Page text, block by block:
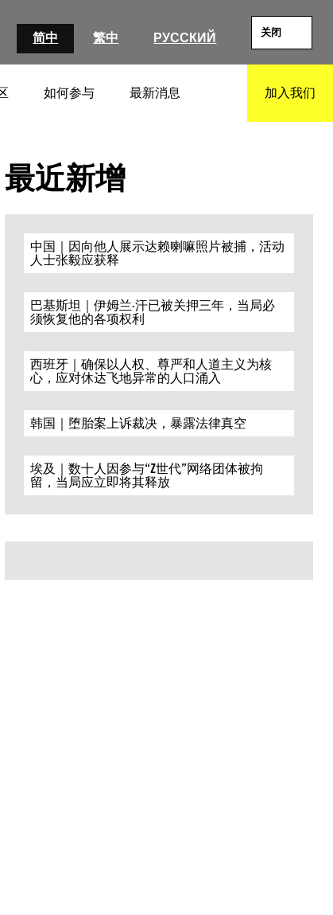
简中 繁中 РУССКИЙ 关闭
如何参与 最新消息 加入我们
最近新增
中国｜因向他人展示达赖喇嘛照片被捕，活动
人士张毅应获释
巴基斯坦｜伊姆兰·汗已被关押三年，当局必
须恢复他的各项权利
西班牙｜确保以人权、尊严和人道主义为核
心，应对休达飞地异常的人口涌入
韩国｜堕胎案上诉裁决，暴露法律真空
埃及｜数十人因参与“Z世代”网络团体被拘
留，当局应立即将其释放